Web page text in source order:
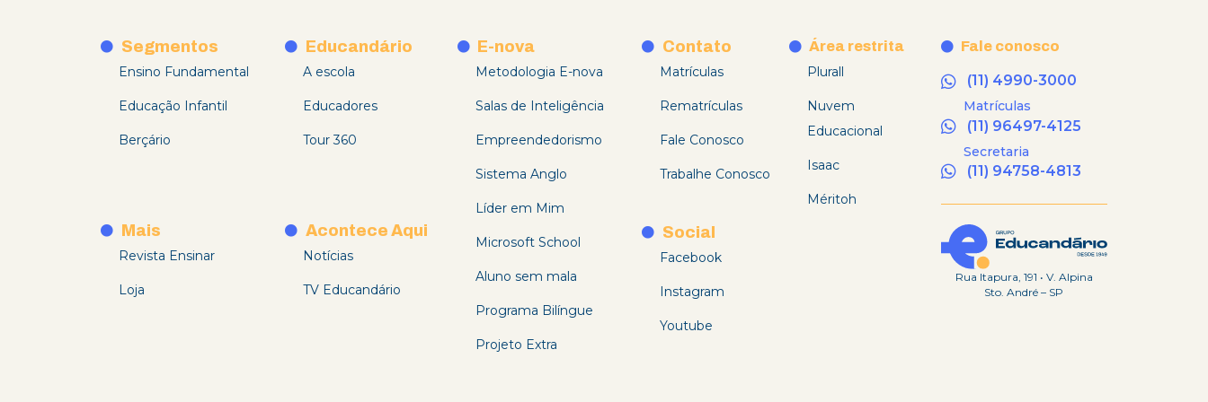
Segmentos
Ensino Fundamental
Educação Infantil
Berçário
Mais
Revista Ensinar
Loja
Educandário
A escola
Educadores
Tour 360
Acontece Aqui
Notícias
TV Educandário
E-nova
Metodologia E-nova
Salas de Inteligência
Empreendedorismo
Sistema Anglo
Líder em Mim
Microsoft School
Aluno sem mala
Programa Bilíngue
Projeto Extra
Contato
Matrículas
Rematrículas
Fale Conosco
Trabalhe Conosco
Social
Facebook
Instagram
Youtube
Área restrita
Plurall
Nuvem
Educacional
Isaac
Méritoh
Fale conosco
(11) 4990-3000
Matrículas
(11) 96497-4125
Secretaria
(11) 94758-4813
Rua Itapura, 191 • V. Alpina
Sto. André – SP